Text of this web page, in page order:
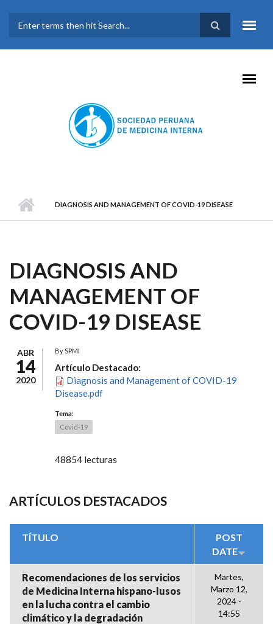
FORMULARIO DE
BÚSQUEDA
DIAGNOSIS AND MANAGEMENT OF COVID-19 DISEASE
DIAGNOSIS AND
MANAGEMENT OF
COVID-19 DISEASE
ABR
14
2020
BySPMI
Artículo Destacado:
Diagnosis and Management of COVID-19
Disease.pdf
Tema:
Covid-19
48854 lecturas
ARTÍCULOS DESTACADOS
TÍTULO
POST
DATE
Recomendaciones de los servicios
de Medicina Interna hispano-lusos
en la lucha contra el cambio
climático y la degradación
Martes,
Marzo 12,
2024 -
14:55